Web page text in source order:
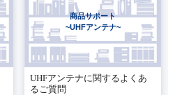
商品サポート
~UHFアンテナ~
UHFアンテナに関するよくあ
るご質問